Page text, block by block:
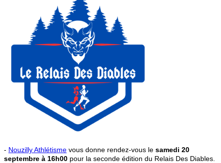
- Nouzilly Athlétisme vous donne rendez-vous le samedi 20
septembre à 16h00 pour la seconde édition du Relais Des Diables.